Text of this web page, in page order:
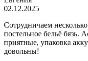
02.12.2025
Сотрудничаем
постельное бельё
приятные, упаковка
довольны!